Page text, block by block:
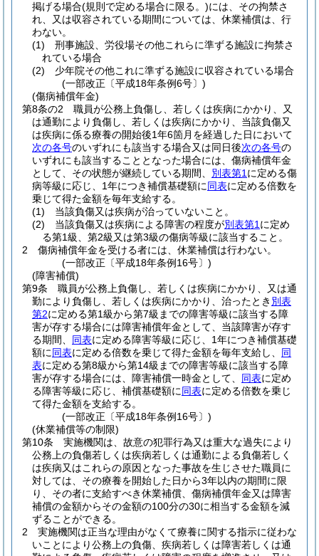
掲げる場合(規則で定める場合に限る。)には、その拘禁さ
れ、又は収容されている期間については、休業補償は、行
わない。
(1)
刑事施設、労役場その他これらに準ずる施設に拘禁さ
れている場合
(2)
少年院その他これに準ずる施設に収容されている場合
(一部改正〔平成18年条例6号〕)
(傷病補償年金)
第8条の2
職員が公務上負傷し、若しくは疾病にかかり、又
は通勤により負傷し、若しくは疾病にかかり、当該負傷又
は疾病に係る療養の開始後1年6箇月を経過した日において
次の各号のいずれにも該当する場合又は同日後次の各号の
いずれにも該当することとなった場合には、傷病補償年金
として、その状態が継続している期間、 別表第1 に定める傷
病等級に応じ、1年につき補償基礎額に同表に定める倍数を
乗じて得た金額を毎年支給する。
(1)
当該負傷又は疾病が治っていないこと。
(2)
当該負傷又は疾病による障害の程度が別表第1 に定め
る第1級、第2級又は第3級の傷病等級に該当すること。
2
傷病補償年金を受ける者には、休業補償は行わない。
(一部改正〔平成18年条例16号〕)
(障害補償)
第9条
職員が公務上負傷し、若しくは疾病にかかり、又は通
勤により負傷し、若しくは疾病にかかり、治ったとき 別表
第2に定める第1級から第7級までの障害等級に該当する障
害が存する場合には障害補償年金として、当該障害が存す
る期間、 同表に定める障害等級に応じ、1年につき補償基礎
額に同表に定める倍数を乗じて得た金額を毎年支給し、 同
表に定める第8級から第14級までの障害等級に該当する障
害が存する場合には、障害補償一時金として、 同表に定め
る障害等級に応じ、補償基礎額に同表に定める倍数を乗じ
て得た金額を支給する。
(一部改正〔平成18年条例16号〕)
(休業補償等の制限)
第10条
実施機関は、故意の犯罪行為又は重大な過失により
公務上の負傷若しくは疾病若しくは通勤による負傷若しく
は疾病又はこれらの原因となった事故を生じさせた職員に
対しては、その療養を開始した日から3年以内の期間に限
り、その者に支給すべき休業補償、傷病補償年金又は障害
補償の金額からその金額の100分の30に相当する金額を減
ずることができる。
2
実施機関は正当な理由がなくて療養に関する指示に従わな
いことにより公務上の負傷、疾病若しくは障害若しくは通